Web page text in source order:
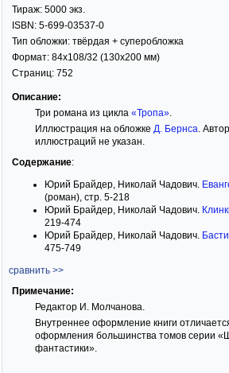
Тираж: 5000 экз.
ISBN: 5-699-03537-0
Тип обложки: твёрдая + суперобложка
Формат: 84x108/32 (130x200 мм)
Страниц: 752
Описание:
Три романа из цикла «Тропа».
Иллюстрация на обложке Д. Бернса.
иллюстраций не указан.
Содержание:
Юрий Брайдер, Николай Чадович.
(роман), стр. 5-218
Юрий Брайдер, Николай Чадович.
219-474
Юрий Брайдер, Николай Чадович.
475-749
сравнить >>
Примечание:
Редактор И. Молчанова.
Внутреннее оформление книги
оформления большинства томов серии
фантастики».